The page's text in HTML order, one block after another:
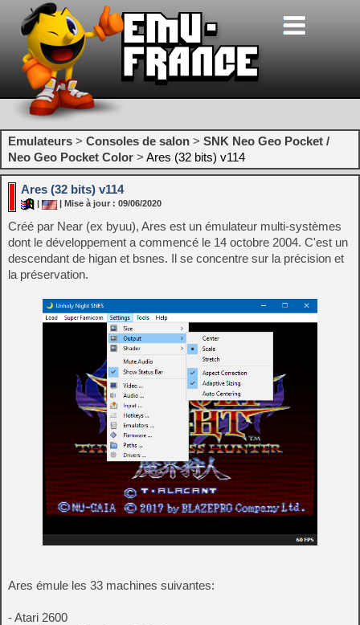
Emulateurs > Consoles de salon > SNK Neo Geo Pocket /
Neo Geo Pocket Color > Ares (32 bits) v114
Ares (32 bits) v114
| Mise à jour : 09/06/2020
Créé par Near (ex byuu), Ares est un émulateur multi-systèmes
dont le développement a commencé le 14 octobre 2004. C'est un
descendant de higan et bsnes. Il se concentre sur la précision et
la préservation.
Ares émule les 33 machines suivantes:
- Atari 2600